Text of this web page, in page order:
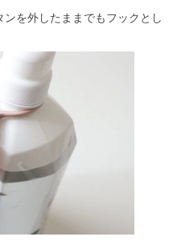
を外したままでもフックとし